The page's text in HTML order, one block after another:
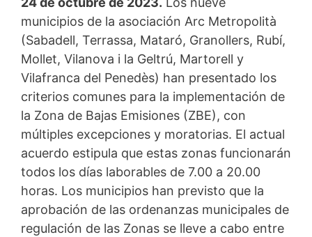
municipios de la asociación Arc Metropolità
(Sabadell, Terrassa, Mataró, Granollers, Rubí,
Mollet, Vilanova i la Geltrú, Martorell y
Vilafranca del Penedès) han presentado los
criterios comunes para la implementación de
la Zona de Bajas Emisiones (ZBE), con
múltiples excepciones y moratorias. El actual
acuerdo estipula que estas zonas funcionarán
todos los días laborables de 7.00 a 20.00
horas. Los municipios han previsto que la
aprobación de las ordenanzas municipales de
regulación de las Zonas se lleve a cabo entre